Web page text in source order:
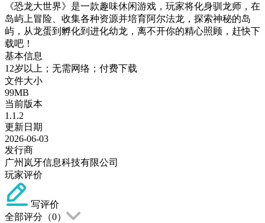
《恐龙大世界》是一款趣味休闲游戏，玩家将化身驯龙师，在
岛屿上冒险、收集各种资源并培育阿尔法龙，探索神秘的岛
屿，从龙蛋到孵化到进化幼龙，离不开你的精心照顾，赶快下
载吧！
基本信息
12岁以上；无需网络；付费下载
文件大小
99MB
当前版本
1.1.2
更新日期
2026-06-03
发行商
广州岚牙信息科技有限公司
玩家评价
写评价
全部评分（0）